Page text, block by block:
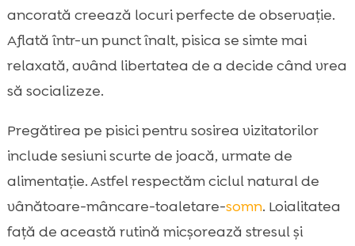
ancorată creează locuri perfecte de observație.
Aflată într-un punct înalt, pisica se simte mai
relaxată, având libertatea de a decide când vrea
să socializeze.
Pregătirea pe pisici pentru sosirea vizitatorilor
include sesiuni scurte de joacă, urmate de
alimentație. Astfel respectăm ciclul natural de
vânătoare-mâncare-toaletare-somn. Loialitatea
față de această rutină micșorează stresul și